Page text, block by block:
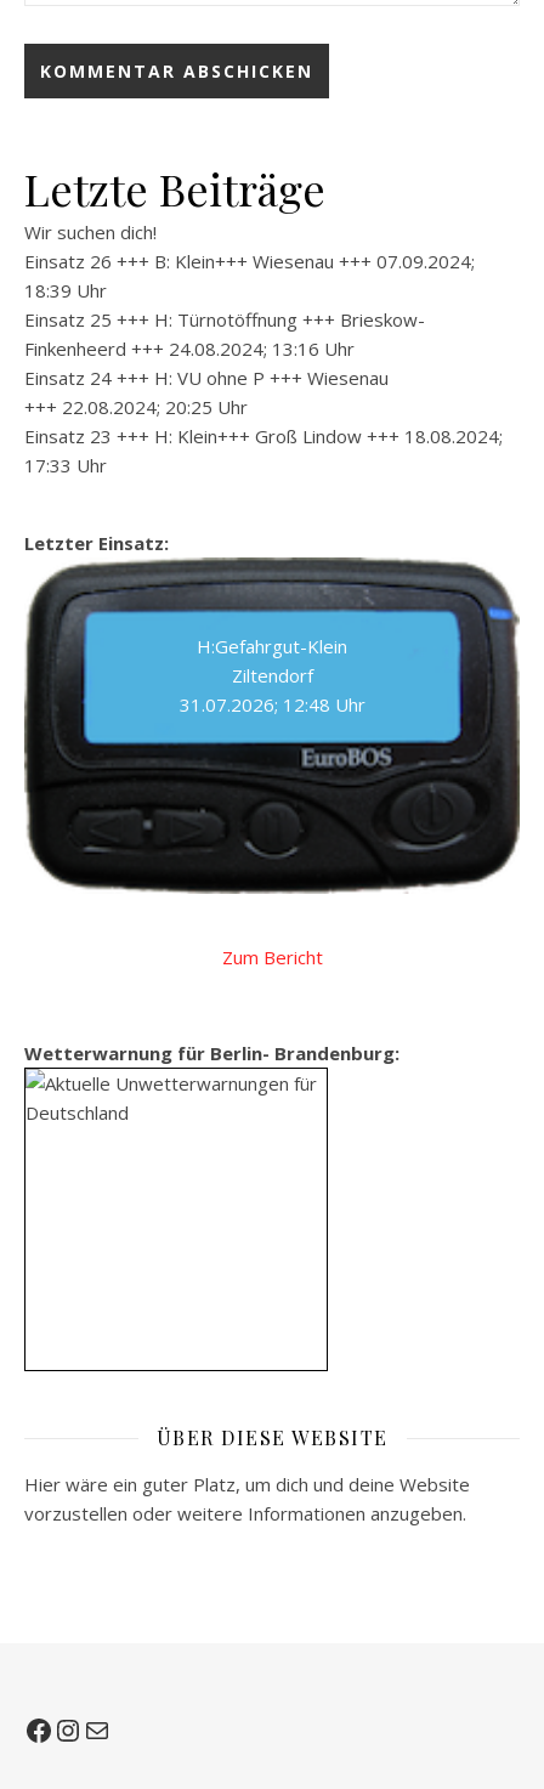
Letzte Beiträge
Wir suchen dich!
Einsatz 26 +++ B: Klein+++ Wiesenau +++ 07.09.2024;
18:39 Uhr
Einsatz 25 +++ H: Türnotöffnung +++ Brieskow-
Finkenheerd +++ 24.08.2024; 13:16 Uhr
Einsatz 24 +++ H: VU ohne P +++ Wiesenau
+++ 22.08.2024; 20:25 Uhr
Einsatz 23 +++ H: Klein+++ Groß Lindow +++ 18.08.2024;
17:33 Uhr
Letzter Einsatz:
H:Gefahrgut-Klein
Ziltendorf
31.07.2026; 12:48 Uhr
Zum Bericht
Wetterwarnung für Berlin- Brandenburg:
ÜBER DIESE WEBSITE
Hier wäre ein guter Platz, um dich und deine Website
vorzustellen oder weitere Informationen anzugeben.
Facebook
Instagram
E-Mail